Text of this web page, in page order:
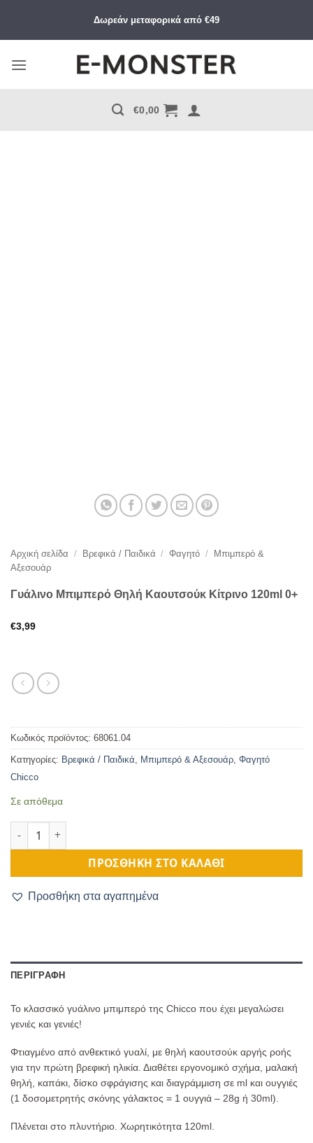
περιεχόμενο
Δωρεάν μεταφορικά από €49
€0,00
Αρχική σελίδα / Βρεφικά / Παιδικά / Φαγητό /
Μπιμπερό &
Αξεσουάρ
Γυάλινο Μπιμπερό Θηλή Καουτσούκ Κίτρινο 120ml 0+
€3,99
Κωδικός προϊόντος: 68061.04
Κατηγορίες: Βρεφικά / Παιδικά Μπιμπερό & Αξεσουάρ Φαγητό
Chicco
Σε απόθεμα
ΠΡΟΣΘΉΚΗ ΣΤΟ ΚΑΛΆΘΙ
Προσθήκη στα αγαπημένα
ΠΕΡΙΓΡΑΦΉ
Το κλασσικό γυάλινο μπιμπερό της Chicco που έχει μεγαλώσει
γενιές και γενιές!
Φτιαγμένο από ανθεκτικό γυαλί, με θηλή καουτσούκ αργής ροής
για την πρώτη βρεφική ηλικία. Διαθέτει εργονομικό σχήμα, μαλακή
θηλή, καπάκι, δίσκο σφράγισης και διαγράμμιση σε ml και ουγγιές
(1 δοσομετρητής σκόνης γάλακτος = 1 ουγγιά – 28g ή 30ml).
Πλένεται στο πλυντήριο. Χωρητικότητα 120ml.